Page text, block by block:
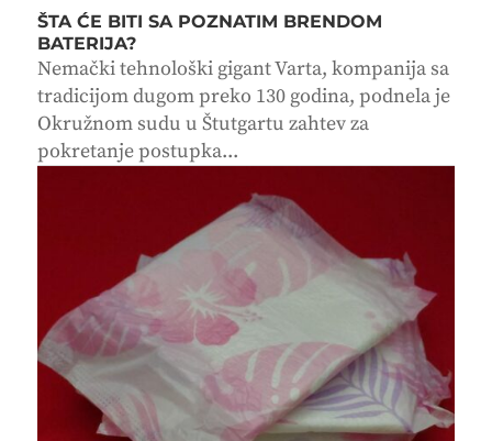
ŠTA ĆE BITI SA POZNATIM BRENDOM
BATERIJA?
Nemački tehnološki gigant Varta, kompanija sa
tradicijom dugom preko 130 godina, podnela je
Okružnom sudu u Štutgartu zahtev za
pokretanje postupka...